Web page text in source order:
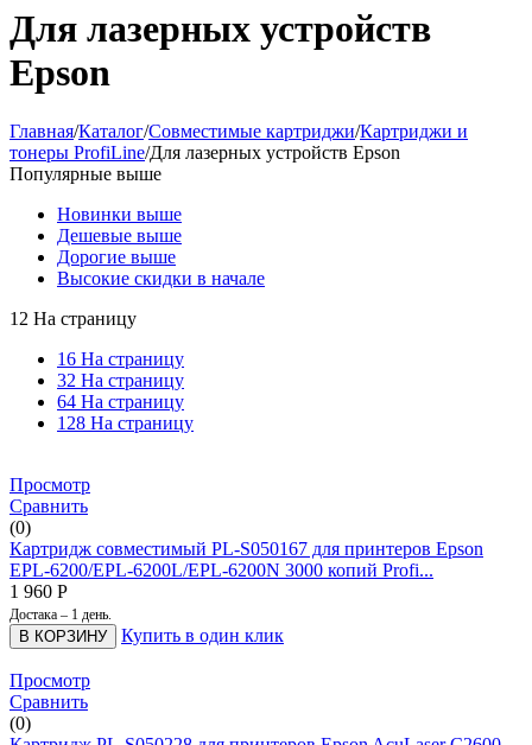
Для лазерных устройств
Epson
Главная/Каталог/Совместимые картриджи/Картриджи и
тонеры ProfiLine/Для лазерных устройств Epson
Популярные выше
Новинки выше
Дешевые выше
Дорогие выше
Высокие скидки в начале
12 На страницу
16 На страницу
32 На страницу
64 На страницу
128 На страницу
Просмотр
Сравнить
(0)
Картридж совместимый PL-S050167 для принтеров Epson
EPL-6200/EPL-6200L/EPL-6200N 3000 копий Profi...
1 960 Р
Достака – 1 день.
В КОРЗИНУ Купить в один клик
Просмотр
Сравнить
(0)